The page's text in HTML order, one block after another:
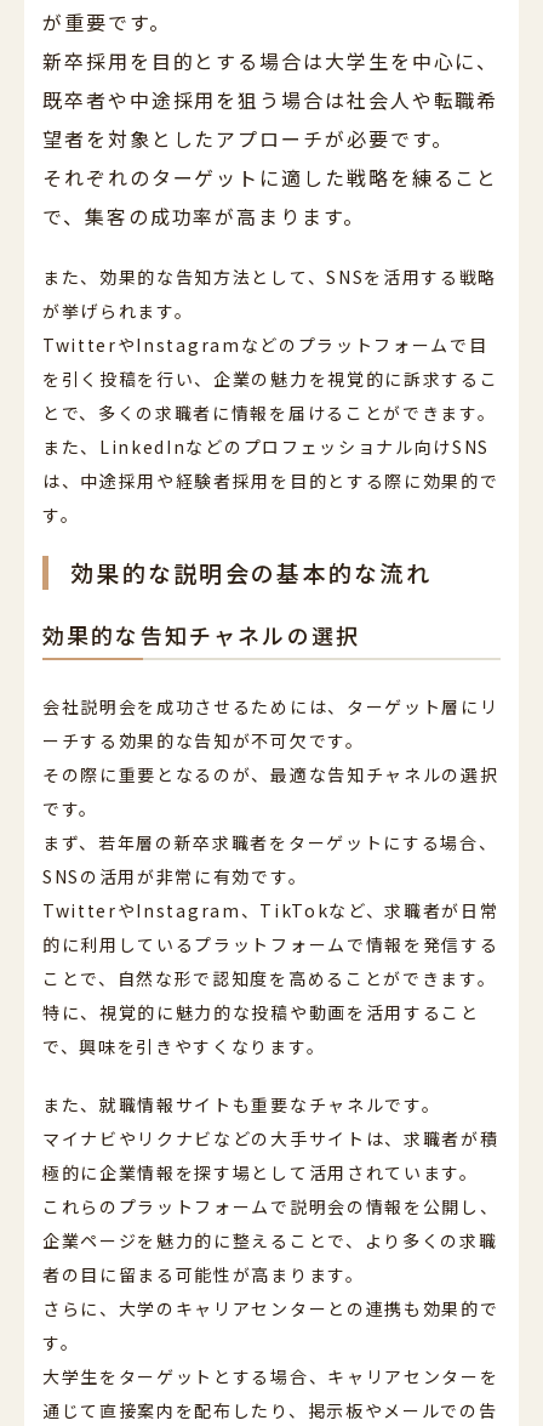
が重要です。
新卒採用を目的とする場合は大学生を中心に、
既卒者や中途採用を狙う場合は社会人や転職希
望者を対象としたアプローチが必要です。
それぞれのターゲットに適した戦略を練ること
で、集客の成功率が高まります。
また、効果的な告知方法として、SNSを活用する戦略
が挙げられます。
TwitterやInstagramなどのプラットフォームで目
を引く投稿を行い、企業の魅力を視覚的に訴求するこ
とで、多くの求職者に情報を届けることができます。
また、LinkedInなどのプロフェッショナル向けSNS
は、中途採用や経験者採用を目的とする際に効果的で
す。
効果的な説明会の基本的な流れ
効果的な告知チャネルの選択
会社説明会を成功させるためには、ターゲット層にリ
ーチする効果的な告知が不可欠です。
その際に重要となるのが、最適な告知チャネルの選択
です。
まず、若年層の新卒求職者をターゲットにする場合、
SNSの活用が非常に有効です。
TwitterやInstagram、TikTokなど、求職者が日常
的に利用しているプラットフォームで情報を発信する
ことで、自然な形で認知度を高めることができます。
特に、視覚的に魅力的な投稿や動画を活用すること
で、興味を引きやすくなります。
また、就職情報サイトも重要なチャネルです。
マイナビやリクナビなどの大手サイトは、求職者が積
極的に企業情報を探す場として活用されています。
これらのプラットフォームで説明会の情報を公開し、
企業ページを魅力的に整えることで、より多くの求職
者の目に留まる可能性が高まります。
さらに、大学のキャリアセンターとの連携も効果的で
す。
大学生をターゲットとする場合、キャリアセンターを
通じて直接案内を配布したり、掲示板やメールでの告